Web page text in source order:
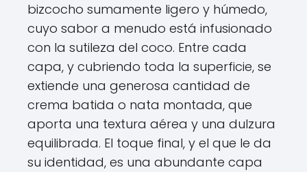
bizcocho sumamente ligero y húmedo,
cuyo sabor a menudo está infusionado
con la sutileza del coco. Entre cada
capa, y cubriendo toda la superficie, se
extiende una generosa cantidad de
crema batida o nata montada, que
aporta una textura aérea y una dulzura
equilibrada. El toque final, y el que le da
su identidad, es una abundante capa